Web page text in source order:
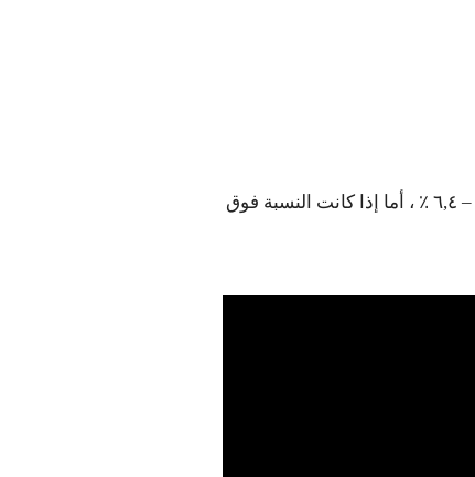
وتكون النسب الطبيعية له ٥,٦ ٪ لو أقل ، واذا كان الشخص في مرحلة ما قبل السكر تكون النسبة بين ٥,٧ ٪ – ٦,٤ ٪ ، أما إذا كانت النسبة فوق